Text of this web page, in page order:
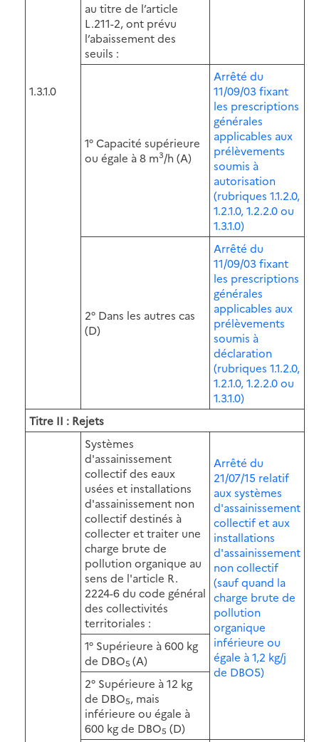
1.3.1.0
au titre de l’article
L.211-2, ont prévu
l’abaissement des
seuils :
1° Capacité supérieure
ou égale à 8 m3/h (A)
Arrêté du
11/09/03 fixant
les prescriptions
générales
applicables aux
prélèvements
soumis à
autorisation
(rubriques 1.1.2.0,
1.2.1.0, 1.2.2.0 ou
1.3.1.0)
2° Dans les autres cas
(D)
Arrêté du
11/09/03 fixant
les prescriptions
générales
applicables aux
prélèvements
soumis à
déclaration
(rubriques 1.1.2.0,
1.2.1.0, 1.2.2.0 ou
1.3.1.0)
Titre II : Rejets
Systèmes
d'assainissement
collectif des eaux
usées et installations
d'assainissement non
collectif destinés à
collecter et traiter une
charge brute de
pollution organique au
sens de l'article R.
2224-6 du code général
des collectivités
territoriales :
Arrêté du
21/07/15 relatif
aux systèmes
d'assainissement
collectif et aux
installations
d'assainissement
non collectif
(sauf quand la
charge brute de
pollution
organique
inférieure ou
égale à 1,2 kg/j
de DBO5)
1° Supérieure à 600 kg
de DBO5 (A)
2° Supérieure à 12 kg
de DBO5, mais
inférieure ou égale à
600 kg de DBO5 (D)